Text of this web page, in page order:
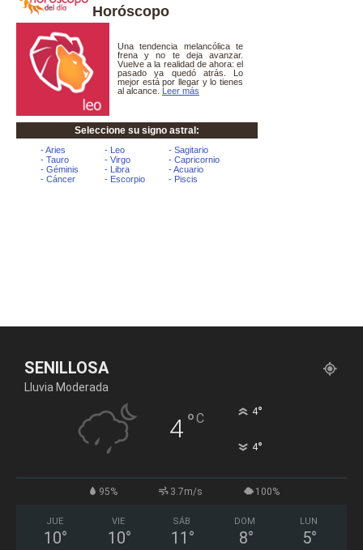
Horóscopo
SENILLOSA
Lluvia Moderada
4°C 4°
4°
95% 3.7m/s 100%
JUE
10°
VIE
10°
SÁB
11 °
DOM
8°
LUN
5°